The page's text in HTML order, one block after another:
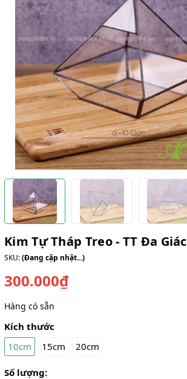
Kim Tự Tháp Treo - TT Đa Giác
SKU:(Đang cập nhật...)
300.000₫
Hàng có sẵn
Kích thước
10cm
15cm 20cm
Số lượng: